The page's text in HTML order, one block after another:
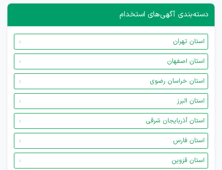
دسته‌بندی آگهی‌های استخدام
استان تهران
استان اصفهان
استان خراسان رضوی
استان البرز
استان آذربایجان شرقی
استان فارس
استان قزوین